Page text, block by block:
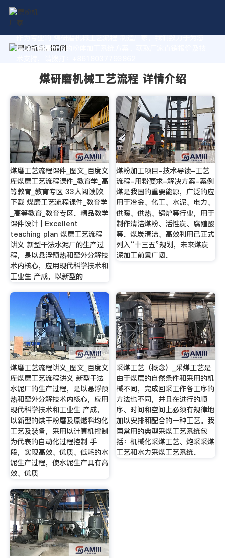
作为专业的 煤研磨机械工艺流程 制造厂家，我们致力于为您
量身定制高价值的粉体加工系统方案。获取厂家直销报价及技
煤研磨机械工艺流程 详情介绍
煤磨工艺流程课件_图文_百度文
库煤磨工艺流程课件_教育学_高
等教育_教育专区 33人阅读|次
下载 煤磨工艺流程课件_教育学
_高等教育_教育专区。精品教学
课件设计 | Excellent
teaching plan 煤磨工艺流程
讲义 新型干法水泥厂的生产过
程，是以悬浮预热和窑外分解技
术内核心，应用现代科学技术和
工业生 产成，以新型的
煤粉加工项目-技术导读-工艺
流程-用粉要求-解决方案-案例
煤是我国的重要能源，广泛的应
用于冶金、化工、水泥、电力、
供暖、供热、锅炉等行业，用于
制作清洁煤粉、活性炭、腐殖酸
等。煤炭清洁、高效利用已正式
列入“十三五”规划，未来煤炭
深加工前景广阔。
煤磨工艺流程讲义_图文_百度文
库煤磨工艺流程讲义 新型干法
水泥厂的生产过程，是以悬浮预
热和窑外分解技术内核心，应用
现代科学技术和工业生 产成，
以新型的烘干粉磨及原燃料均化
工艺及装备，采用以计算机控制
为代表的自动化过程控制 手
段，实现高效、优质、低耗的水
泥生产过程，使水泥生产具有高
效、优质
采煤工艺（概念）_采煤工艺是
由于煤层的自然条件和采用的机
械不同，完成回采工作各工序的
方法也不同，并且在进行的顺
序、时间和空间上必须有规律地
加以安排和配合的一种工艺。我
国常用的典型采煤工艺系统包
括：机械化采煤工艺、炮采采煤
工艺和水力采煤工艺系统。